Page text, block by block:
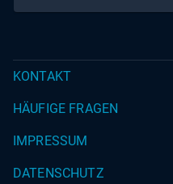
KONTAKT
HÄUFIGE FRAGEN
IMPRESSUM
DATENSCHUTZ